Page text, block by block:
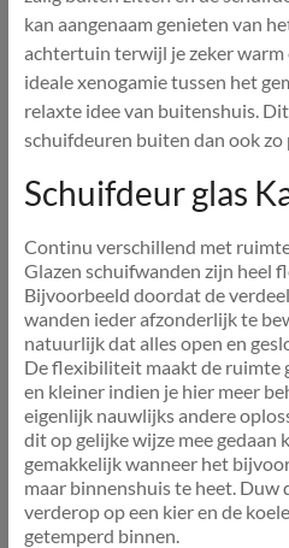
kan aangenaam genieten van
achtertuin terwijl je zeker
ideale xenogamie tussen het
relaxte idee van buitenshuis.
schuifdeuren buiten dan ook
Schuifdeur glas
Continu verschillend met
Glazen schuifwanden zijn heel
Bijvoorbeeld doordat de
wanden ieder afzonderlijk te
natuurlijk dat alles open en
De flexibiliteit maakt de ruimte
en kleiner indien je hier meer
eigenlijk nauwlijks andere
dit op gelijke wijze mee gedaan
gemakkelijk wanneer het
maar binnenshuis te heet. Duw
verderop op een kier en de
getemperd binnen.